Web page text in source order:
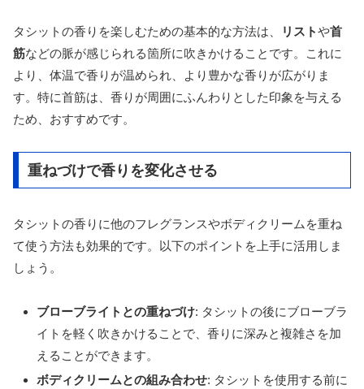
タシットの香りを楽しむための基本的な方法は、 リストや首
筋などの脈が感じられる箇所に吹きかけることです。これに
より、体温で香りが温められ、より豊かな香りが広がりま
す。特に首筋は、香りが周囲にふんわりとした印象を与える
ため、おすすめです。
重ねづけで香りを変化させる
タシットの香りに他のフレグランスやボディクリームを重ね
て使う方法も効果的です。以下のポイントを上手に活用しま
しょう。
ブローブライトとの重ねづけ: タシットの後にブローブラ
イトを軽く吹きかけることで、香りに深みと複雑さを加
えることができます。
ボディクリームとの組み合わせ: タシットを使用する前に